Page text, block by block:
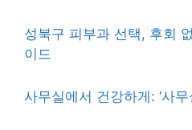
성북구 피부과 선택, 후회
이드
사무실에서 건강하게: ‘사